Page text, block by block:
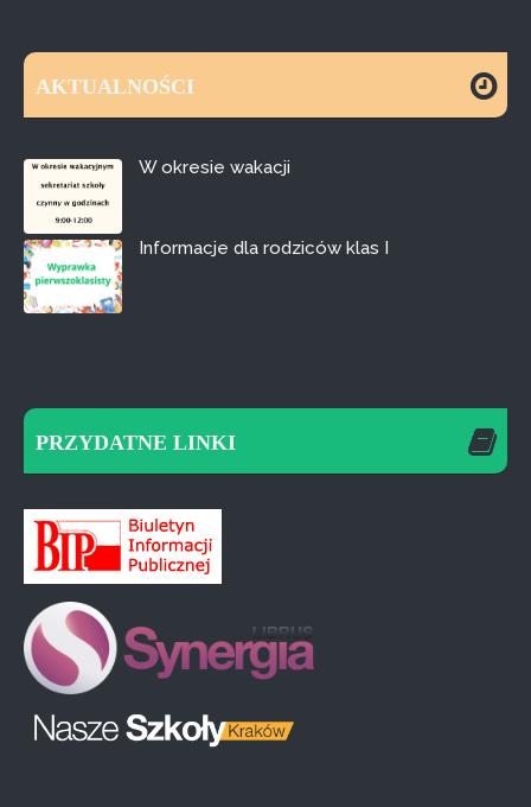
AKTUALNOŚCI
W okresie wakacji
Informacje dla rodziców klas I
PRZYDATNE LINKI